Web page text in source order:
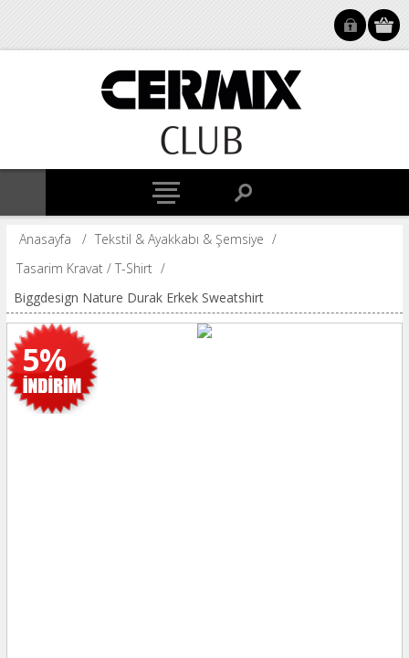
Anasayfa / Tekstil & Ayakkabı & Şemsiye /
Tasarim Kravat / T-Shirt /
Biggdesign Nature Durak Erkek Sweatshirt
5%